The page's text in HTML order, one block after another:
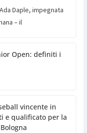
Daple, impegnata
– il
Open: definiti i
vincente in
e qualificato per la